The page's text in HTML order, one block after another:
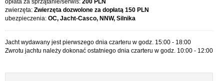
opłata za sprzątanie/serwis: 200 PLN
zwierzęta: Zwierzęta dozwolone za dopłatą 150 PLN
ubezpieczenia: OC, Jacht-Casco, NNW, Silnika
Jacht wydawany jest pierwszego dnia czarteru w godz. 15:00 - 18:00
Zwrotu jachtu należy dokonać ostatniego dnia czarteru w godz. 10:00 - 12:00